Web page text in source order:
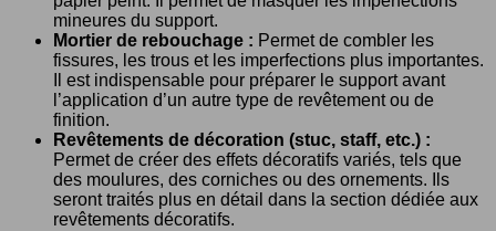
mineures du support.
Mortier de rebouchage : Permet de combler les
fissures, les trous et les imperfections plus importantes.
Il est indispensable pour préparer le support avant
l’application d’un autre type de revêtement ou de
finition.
Revêtements de décoration (stuc, staff, etc.) :
Permet de créer des effets décoratifs variés, tels que
des moulures, des corniches ou des ornements. Ils
seront traités plus en détail dans la section dédiée aux
revêtements décoratifs.